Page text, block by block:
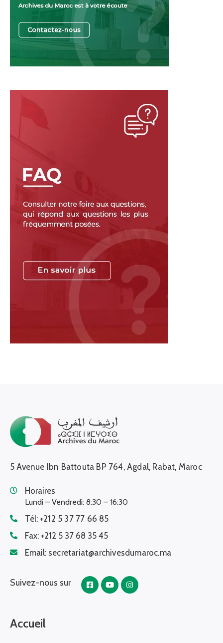
5 Avenue Ibn Battouta BP 764, Agdal, Rabat, Maroc
Horaires
Lundi – Vendredi: 8:30 – 16:30
Tél: +212 5 37 77 66 85
Fax: +212 5 37 68 35 45
Email: secretariat@archivesdumaroc.ma
Suivez-nous sur
Accueil